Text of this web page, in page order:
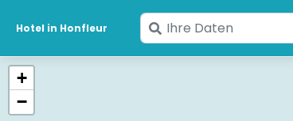
Hotel in Honfleur
Geben
Sie
+
−